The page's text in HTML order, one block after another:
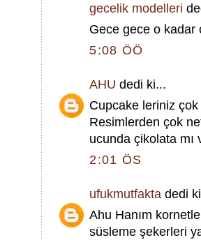
gecelik modelleri
Gece gece o kadar
5:08 ÖÖ
AHU dedi ki...
Cupcake leriniz
Resimlerden çok
ucunda çikolata mı
2:01 ÖS
ufukmutfakta dedi
Ahu Hanım
süsleme şekerleri